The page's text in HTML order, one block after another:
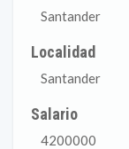
Santander
Localidad
Santander
Salario
4200000